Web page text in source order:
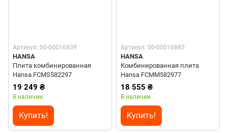
Артикул: 00-00016839
HANSA
Плита комбинированная
Hansa FCMS582297
19 249 ₴
В наличии
Купить!
Артикул: 00-00016885
HANSA
Комбинированная плита
Hansa FCMM582977
18 555 ₴
В наличии
Купить!